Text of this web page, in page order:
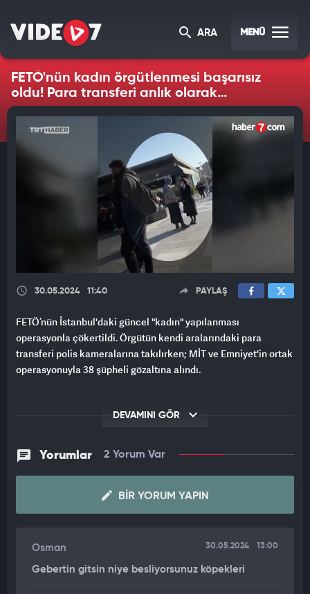
ARA MENÜ
FETÖ'nün kadın örgütlenmesi başarısız
oldu! Para transferi anlık olarak
kaydedildi
30.05.2024 11:40 PAYLAŞ
FETÖ’nün İstanbul'daki güncel "kadın" yapılanması
operasyonla çökertildi. Örgütün kendi aralarındaki para
transferi polis kameralarına takılırken; MİT ve Emniyet'in ortak
operasyonuyla 38 şüpheli gözaltına alındı.
DEVAMINI GÖR
Yorumlar 2 Yorum Var
BIR YORUM YAPIN
Osman 30.05.2024 13:00
Gebertin gitsin niye besliyorsunuz köpekleri